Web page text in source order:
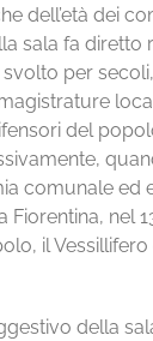
dell’età dei
sala fa diretto
per
del
comunale ed
Fiorentina, nel
il
della